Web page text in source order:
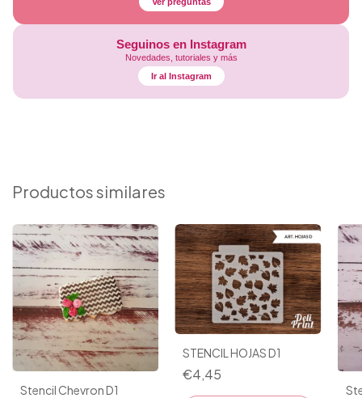
Ver preguntas
Seguinos en Instagram
Novedades, tutoriales y más
Ir al Instagram
Productos similares
Stencil Chevron D1
STENCIL HOJAS D1
€4,45